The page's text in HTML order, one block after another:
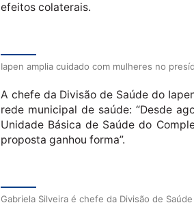
efeitos colaterais.
Iapen amplia cuidado com mulheres no
A chefe da Divisão de Saúde do
rede municipal de saúde: “Desde
Unidade Básica de Saúde do
proposta ganhou forma”.
Gabriela Silveira é chefe da Divisão de